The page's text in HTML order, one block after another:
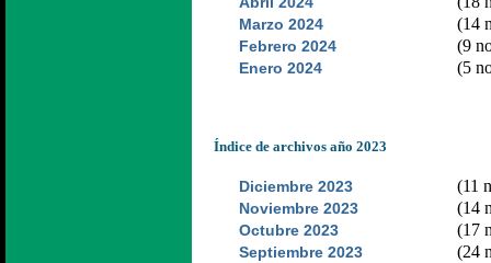
Marzo 2024 (14
Febrero 2024 (9
Enero 2024 (5
Índice de archivos año 2023
Diciembre 2023 (11
Noviembre 2023 (14
Octubre 2023 (17
Septiembre 2023 (24